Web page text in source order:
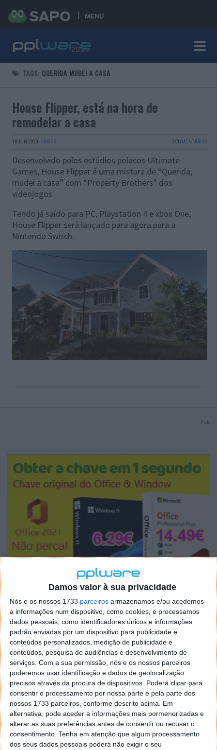
Damos valor à sua privacidade
Nós e os nossos 1733 parceiros armazenamos e/ou acedemos
a informações num dispositivo, como cookies, e processamos
dados pessoais, como identificadores únicos e informações
padrão enviadas por um dispositivo para publicidade e
conteúdos personalizados, medição de publicidade e
conteúdos, pesquisa de audiências e desenvolvimento de
serviços. Com a sua permissão, nós e os nossos parceiros
poderemos usar identificação e dados de geolocalização
precisos através da procura de dispositivos. Poderá clicar para
consentir o processamento por nossa parte e pela parte dos
nossos 1733 parceiros, conforme descrito acima. Em
alternativa, pode aceder a informações mais pormenorizadas e
alterar as suas preferências antes de consentir ou recusar o
consentimento. Tenha em atenção que algum processamento
dos seus dados pessoais poderá não exigir o seu
MENU
TAGS: QUERIDA MUDEI A CASA
House Flipper, está na hora de
remodelar a casa
10 JUN 2020 · JOGOS 3 COMENTÁRIOS
Desenvolvido pelos estúdios polacos Ultimate
Games, House Flipper é uma mistura de “Querida,
mudei a casa” com “Property Brothers” dos
videojogos.
Tendo já saído para PC, Playstation 4 e xbox One,
House Flipper será lançado para agora para a
Nintendo Switch.
PUB